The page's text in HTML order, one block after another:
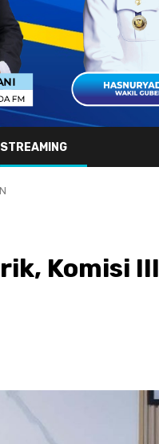
STREAMING
Komisi III